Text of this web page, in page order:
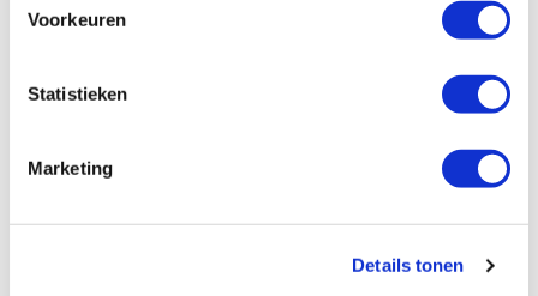
Voorkeuren
Statistieken
Marketing
Details tonen
slechts ter illustratie. De aangegeven hoeveelheid bedden is geen
garantie dat de maximale bezetting voldoende comfortabel is.
beschrijving en tekeningen en ook tussentijds gewijzigd worden.